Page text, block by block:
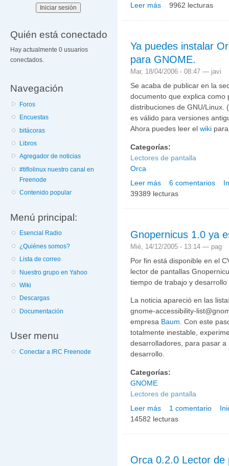
Quién está conectado
Hay actualmente 0 usuarios
conectados.
Navegación
Foros
Encuestas
bitácoras
Libros
Agregador de noticias
#tiflolinux nuestro canal en
Freenode
Contenido popular
Menú principal:
Esencial Radio
¿Quiénes somos?
Lista de correo
Nuestro grupo en Yahoo
Wiki
Descargas
Documentación
User menu
Conectar a IRC Freenode
Leer más sobre SUE Screen
9962 lecturas
Ya puedes instalar
para GNOME.
Mar, 18/04/2006 - 08:47 — javi
Se acaba de publicar en la
documento que explica
distribuciones de GNU/Linux.
es válido para versiones
Ahora puedes leer el wiki
Categorías:
Lectores de pantalla
Orca
Leer más sobre Ya puedes
6 comentarios
39389 lecturas
Gnopernicus 1.0 ya
Mié, 14/12/2005 - 13:14 — pag
Por fin está disponible en el
lector de pantallas
tiempo de trabajo y
La noticia apareció en las
gnome-accessibility-
empresa Baum. Con este
totalmente inestable,
desarrolladores, para pasar
desarrollo.
Categorías:
GNOME
Lectores de pantalla
Leer más sobre Gnopernicus 1.0
1 comentario
14582 lecturas
Orca 0.2.0 Lector de